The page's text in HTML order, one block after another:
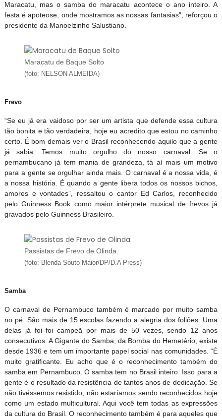
Maracatu, mas o samba do maracatu acontece o ano inteiro. A
festa é apoteose, onde mostramos as nossas fantasias”, reforçou o
presidente da Manoelzinho Salustiano.
Maracatu de Baque Solto
(foto: NELSON ALMEIDA)
Frevo
“Se eu já era vaidoso por ser um artista que defende essa cultura
tão bonita e tão verdadeira, hoje eu acredito que estou no caminho
certo. É bom demais ver o Brasil reconhecendo aquilo que a gente
já sabia. Temos muito orgulho do nosso carnaval. Se o
pernambucano já tem mania de grandeza, tá aí mais um motivo
para a gente se orgulhar ainda mais. O carnaval é a nossa vida, é
a nossa história. É quando a gente libera todos os nossos bichos,
amores e vontades”, ressaltou o cantor Ed Carlos, reconhecido
pelo Guinness Book como maior intérprete musical de frevos já
gravados pelo Guinness Brasileiro.
Passistas de Frevo de Olinda.
(foto: Blenda Souto Maior/DP/D.A Press)
Samba
O carnaval de Pernambuco também é marcado por muito samba
no pé. São mais de 15 escolas fazendo a alegria dos foliões. Uma
delas já foi foi campeã por mais de 50 vezes, sendo 12 anos
consecutivos. A Gigante do Samba, da Bomba do Hemetério, existe
desde 1936 e tem um importante papel social nas comunidades. “É
muito gratificante. Eu acho que é o reconhecimento também do
samba em Pernambuco. O samba tem no Brasil inteiro. Isso para a
gente é o resultado da resistência de tantos anos de dedicação. Se
não tivéssemos resistido, não estaríamos sendo reconhecidos hoje
como um estado multicultural. Aqui você tem todas as expressões
da cultura do Brasil. O reconhecimento também é para aqueles que